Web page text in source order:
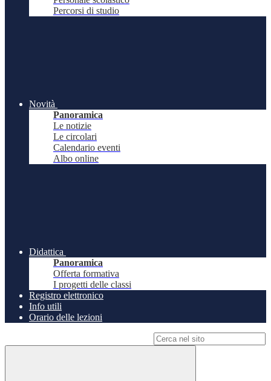
Percorsi di studio
Novità
Panoramica
Le notizie
Le circolari
Calendario eventi
Albo online
Didattica
Panoramica
Offerta formativa
I progetti delle classi
Registro elettronico
Info utili
Orario delle lezioni